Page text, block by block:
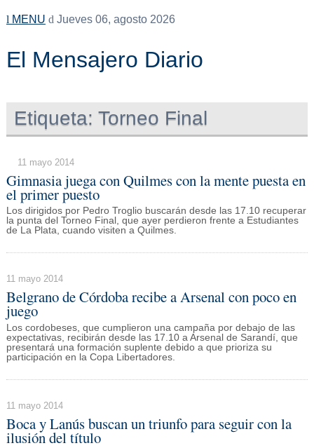
MENU Jueves 06, agosto 2026
El Mensajero Diario
Etiqueta: Torneo Final
11 mayo 2014
Gimnasia juega con Quilmes con la mente puesta en
el primer puesto
Los dirigidos por Pedro Troglio buscarán desde las 17.10 recuperar
la punta del Torneo Final, que ayer perdieron frente a Estudiantes
de La Plata, cuando visiten a Quilmes.
11 mayo 2014
Belgrano de Córdoba recibe a Arsenal con poco en
juego
Los cordobeses, que cumplieron una campaña por debajo de las
expectativas, recibirán desde las 17.10 a Arsenal de Sarandí, que
presentará una formación suplente debido a que prioriza su
participación en la Copa Libertadores.
11 mayo 2014
Boca y Lanús buscan un triunfo para seguir con la
ilusión del título